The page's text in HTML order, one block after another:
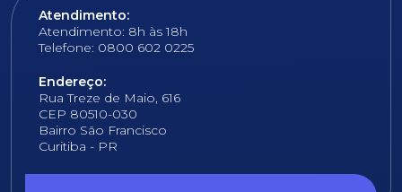
Atendimento:
Atendimento: 8h às 18h
Telefone: 0800 602 0225
Endereço:
Rua Treze de Maio, 616
CEP 80510-030
Bairro São Francisco
Curitiba - PR